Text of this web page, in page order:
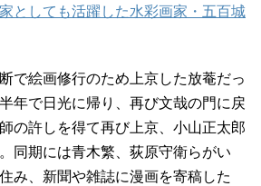
としても活躍した水彩画家・五百城
で絵画修行のため上京した放菴だっ
年で日光に帰り、再び文哉の門に戻
の許しを得て再び上京、小山正太郎
同期には青木繁、荻原守衛らがい
み、新聞や雑誌に漫画を寄稿した